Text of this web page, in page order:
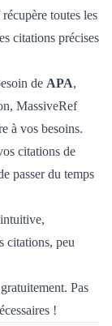
toutes les
citations précises
de APA,
MassiveRef
à vos besoins.
citations de
passer du temps
citations, peu
Pas
!